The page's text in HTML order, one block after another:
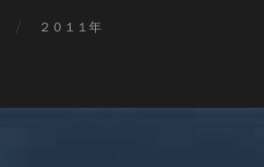
２０１１年